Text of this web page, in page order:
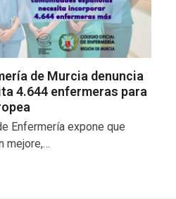
de Murcia denuncia
4.644 enfermeras para
Enfermería expone que
mejore,…